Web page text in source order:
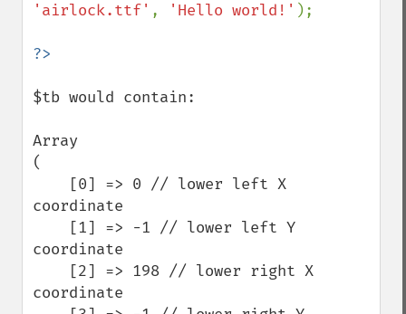
'airlock.ttf' , 'Hello world!' );
$tb would contain:
Array
(
coordinate
coordinate
coordinate